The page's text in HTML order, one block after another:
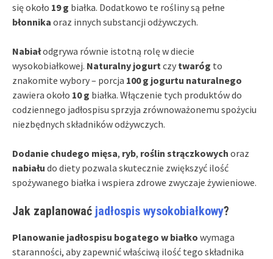
się około 19 g białka. Dodatkowo te rośliny są pełne
błonnika oraz innych substancji odżywczych.
Nabiałodgrywa równie istotną rolę w diecie
wysokobiałkowej. Naturalny jogurtczy twaróg to
znakomite wybory – porcja 100 g jogurtu naturalnego
zawiera około 10 g białka. Włączenie tych produktów do
codziennego jadłospisu sprzyja zrównoważonemu spożyciu
niezbędnych składników odżywczych.
Dodanie chudego mięsa, ryb, roślin strączkowych oraz
nabiału do diety pozwala skutecznie zwiększyć ilość
spożywanego białka i wspiera zdrowe zwyczaje żywieniowe.
Jak zaplanować jadłospis wysokobiałkowy?
Planowanie jadłospisu bogatego w białko wymaga
staranności, aby zapewnić właściwą ilość tego składnika